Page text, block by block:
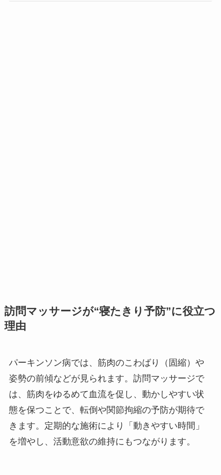
訪問マッサージが“寝たきり予防”に役立つ
理由
パーキンソン病では、筋肉のこわばり（固縮）や
姿勢の前傾などが見られます。訪問マッサージで
は、筋肉をゆるめて血流を促し、動かしやすい状
態を保つことで、転倒や関節拘縮の予防が期待で
きます。定期的な施術により「動きやすい時間」
を増やし、活動意欲の維持にもつながります。